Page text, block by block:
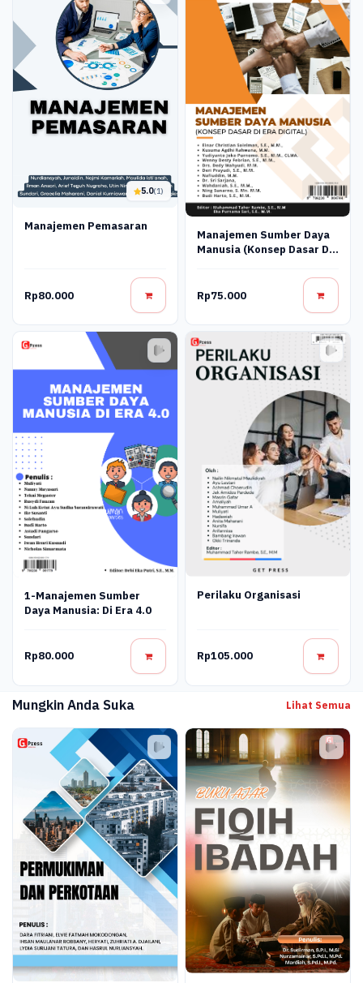
5.0(1)
Manajemen Pemasaran
Rp80.000
Manajemen Sumber Daya
Manusia (Konsep Dasar Di
Rp75.000
1-Manajemen Sumber
Daya Manusia: Di Era 4.0
Rp80.000
Perilaku Organisasi
Rp105.000
Mungkin Anda Suka Lihat Semua